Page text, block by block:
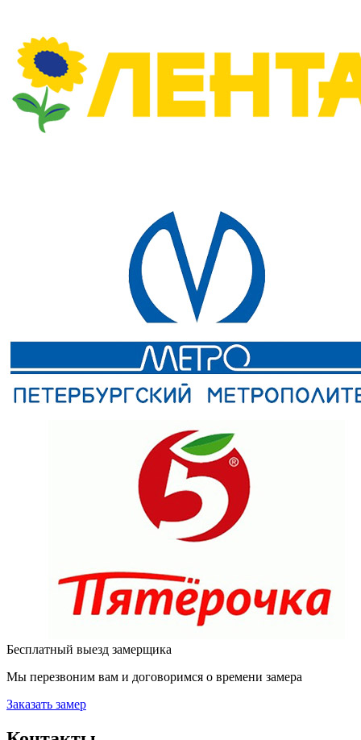
Бесплатный выезд замерщика
Мы перезвоним вам и договоримся о времени замера
Заказать замер